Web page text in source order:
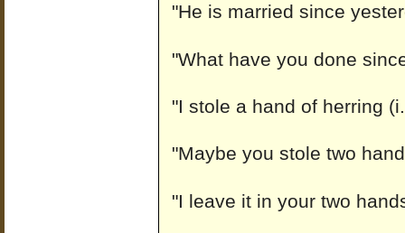
"He is married since
"What have you done
"I stole a hand of herring
"Maybe you stole two
"I leave it in your two